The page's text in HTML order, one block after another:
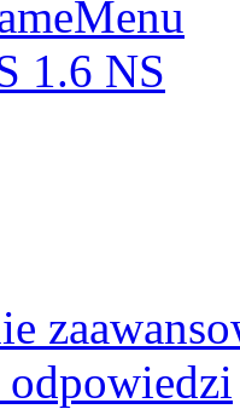
1.6 NS